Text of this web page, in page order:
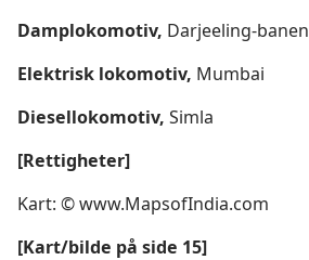
Damplokomotiv, Darjeeling-banen
Elektrisk lokomotiv, Mumbai
Diesellokomotiv, Simla
[Rettigheter]
Kart: © www.MapsofIndia.com
[Kart/bilde på side 15]